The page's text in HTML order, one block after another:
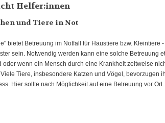
Helfer:innen
und Tiere in Not
bietet Betreuung im Notfall für Haustiere bzw. Kleintiere
sein. Notwendig werden kann eine solche Betreuung
oder wenn ein Mensch durch eine Krankheit zeitweise
Tiere, insbesondere Katzen und Vögel, bevorzugen
Hier sollte nach Möglichkeit auf eine Betreuung vor